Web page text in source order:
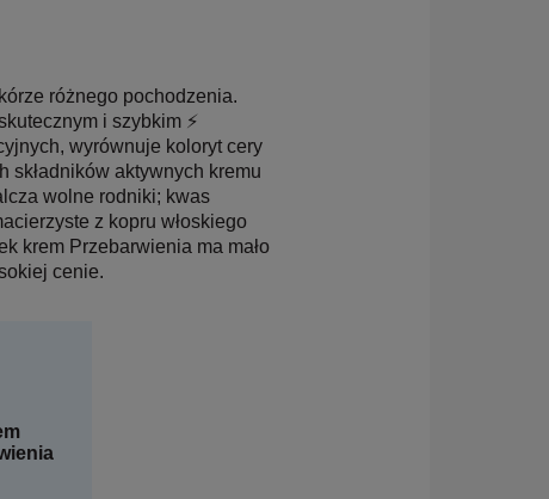
różnego pochodzenia.
i szybkim ⚡️
wyrównuje koloryt cery
składników aktywnych kremu
wolne rodniki; kwas
z kopru włoskiego
krem Przebarwienia ma mało
cenie.